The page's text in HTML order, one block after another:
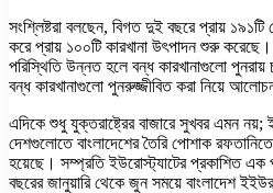
সংশ্লিষ্টরা বলছেন, বিগত দুই বছরে প্রায়
করে প্রায় ১০০টি কারখানা উৎপাদন শুরু
পরিস্থিতি উন্নত হলে বন্ধ কারখানাগুলো
বন্ধ কারখানাগুলো পুনরুজ্জীবিত করা নিয়ে
এদিকে শুধু যুক্তরাষ্ট্রের বাজারে সুখবর এমন
দেশগুলোতে বাংলাদেশের তৈরি পোশাক
হয়েছে। সম্প্রতি ইউরোস্ট্যাটের প্রকাশিত এক
বছরের জানুয়ারি থেকে জুন সময়ে বাংলাদেশ